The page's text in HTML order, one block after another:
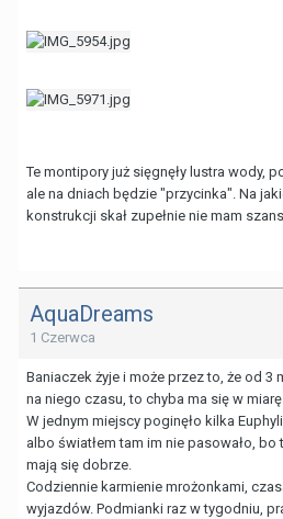
Te montipory już sięgnęły lustra wody,
ale na dniach będzie "przycinka". Na
konstrukcji skał zupełnie nie mam
AquaDreams
1 Czerwca
Baniaczek żyje i może przez to, że od 3
na niego czasu, to chyba ma się w
W jednym miejscy poginęło kilka
albo światłem tam im nie pasowało,
mają się dobrze.
Codziennie karmienie mrożonkami,
wyjazdów. Podmianki raz w tygodniu,